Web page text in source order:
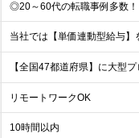
リモートワークOK
10時間以内